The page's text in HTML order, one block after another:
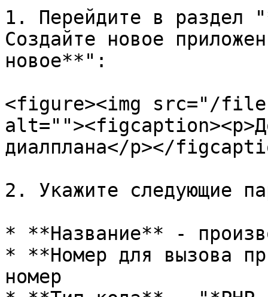
1. Перейдите в раздел
Создайте новое
новое**":
<figure><img src="/
диалплана</p></
2. Укажите следующие
* **Название** -
* **Номер для вызова
номер